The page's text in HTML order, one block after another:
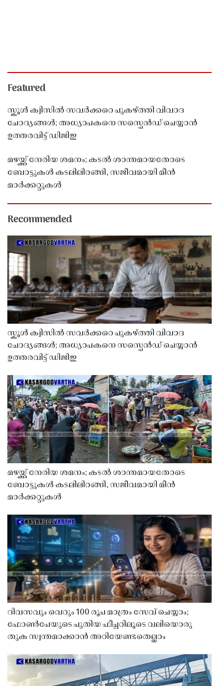
Featured
സ്കൂൾ ക്വിസിൽ സവർക്കറെ പുകഴ്ത്തി വിവാദ
ചോദ്യങ്ങൾ; അധ്യാപകനെ സസ്പെൻഡ് ചെയ്യാൻ
ഉത്തരവിട്ട് ഡിജിഇ
മഴയ്ക്ക് നേരിയ ശമനം; കടൽ ശാന്തമായതോടെ
ബോട്ടുകൾ കടലിലിറങ്ങി, സജീവമായി മീൻ
മാർക്കറ്റുകൾ
Recommended
സ്കൂൾ ക്വിസിൽ സവർക്കറെ പുകഴ്ത്തി വിവാദ
ചോദ്യങ്ങൾ; അധ്യാപകനെ സസ്പെൻഡ് ചെയ്യാൻ
ഉത്തരവിട്ട് ഡിജിഇ
മഴയ്ക്ക് നേരിയ ശമനം; കടൽ ശാന്തമായതോടെ
ബോട്ടുകൾ കടലിലിറങ്ങി, സജീവമായി മീൻ
മാർക്കറ്റുകൾ
ദിവസവും വെറും 100 രൂപ മാത്രം സേവ് ചെയ്യാം;
ഫോൺപേയുടെ പുതിയ ഫീച്ചറിലൂടെ വലിയൊരു
തുക സ്വന്തമാക്കാൻ അറിയേണ്ടതെല്ലാം